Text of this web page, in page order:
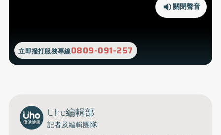
立即撥打服務專線0809-091-257
關閉聲音
Uho編輯部
記者及編輯團隊